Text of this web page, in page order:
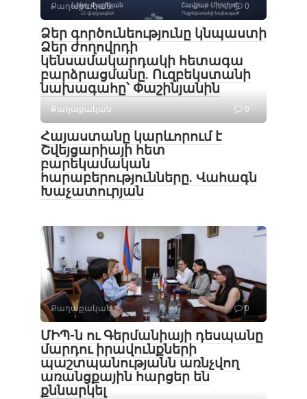
Քաղաքական 0
Ձեր գործունեությունը կնպաստի
Ձեր ժողովրդի
կենսամակարդակի հետագա
բարձրացմանը. Ուզբեկստանի
նախագահը՝ Փաշինյանին
Քաղաքական 0
Հայաստանը կարևորում է
Շվեյցարիայի հետ
բարեկամական
հարաբերությունները. Վահագն
Խաչատուրյան
Քաղաքական 0
ՄԻՊ-ն ու Գերմանիայի դեսպանը
մարդու իրավունքների
պաշտպանությանն առնչվող
առանցքային հարցեր են
քննարկել